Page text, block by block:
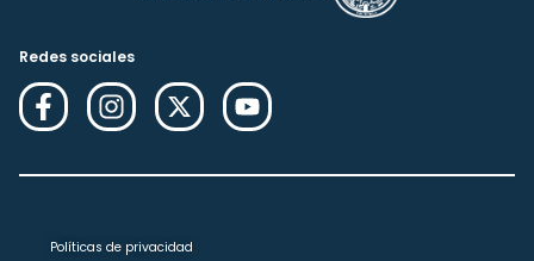
Redes sociales
Políticas de privacidad